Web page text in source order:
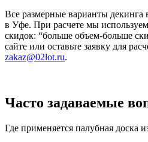
Все размерные варианты
в Уфе. При расчете мы
скидок: “больше объем-больше
сайте или оставьте заявку для
zakaz@02lot.ru.
Часто задаваемые
Где применяется палубная доска